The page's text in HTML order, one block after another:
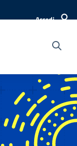
Accedi